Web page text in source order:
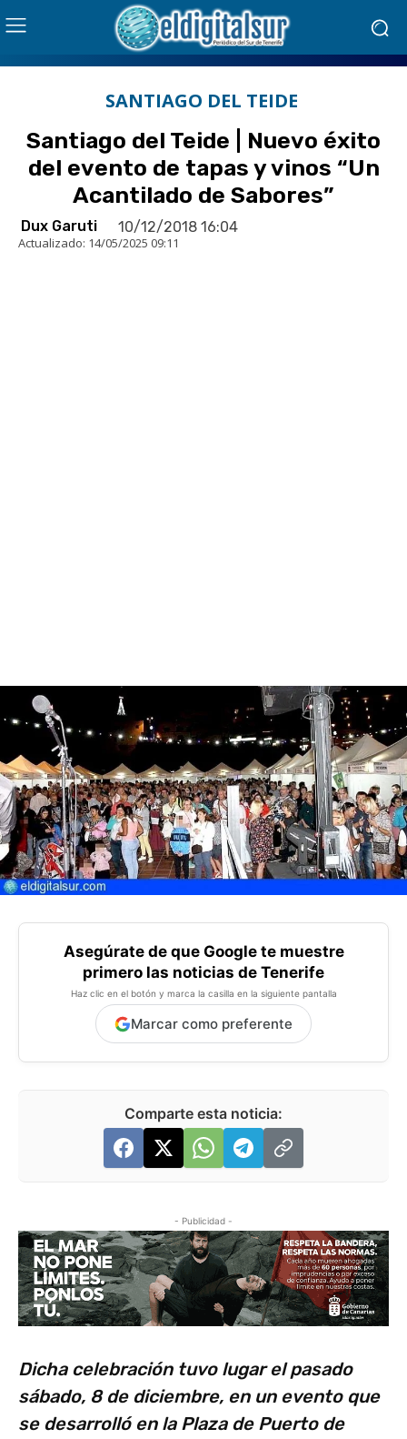
SANTIAGO DEL TEIDE
Santiago del Teide | Nuevo éxito
del evento de tapas y vinos “Un
Acantilado de Sabores”
Dux Garuti 10/12/2018 16:04
Actualizado: 14/05/2025 09:11
Asegúrate de que Google te muestre
primero las noticias de Tenerife
Haz clic en el botón y marca la casilla en la siguiente pantalla
Marcar como preferente
Comparte esta noticia:
- Publicidad -
Dicha celebración tuvo lugar el pasado
sábado, 8 de diciembre, en un evento que
se desarrolló en la Plaza de Puerto de